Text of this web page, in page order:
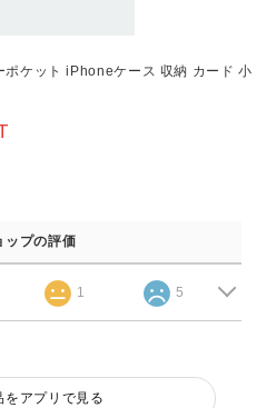
ポケット iPhoneケース 収納 カード 小
ップの評価
1 5
をアプリで見る